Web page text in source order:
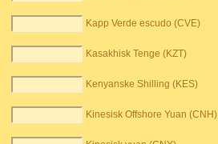
Kapp Verde escudo (CVE)
Kasakhisk Tenge (KZT)
Kenyanske Shilling (KES)
Kinesisk Offshore Yuan (CNH)